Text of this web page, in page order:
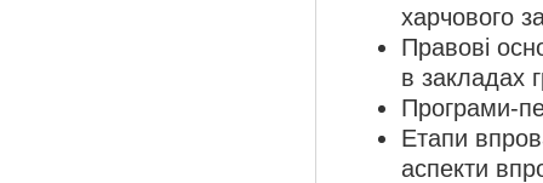
харчового
Правові
в закладах
Програми-
Етапи
аспекти